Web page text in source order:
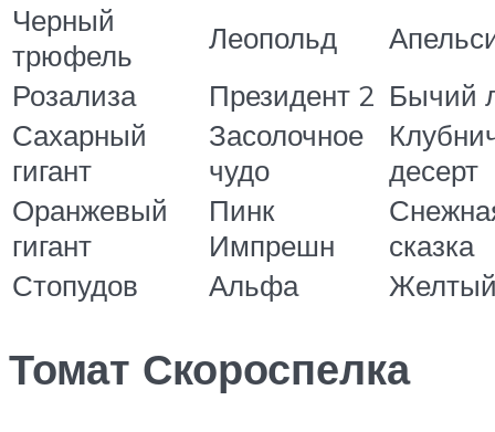
Черный
трюфель
Леопольд
Розализа
Президент 2 Бычий
Сахарный
гигант
Засолочное
чудо
десерт
Оранжевый
гигант
Пинк
Импрешн
сказка
Стопудов
Альфа
Томат Скороспелка